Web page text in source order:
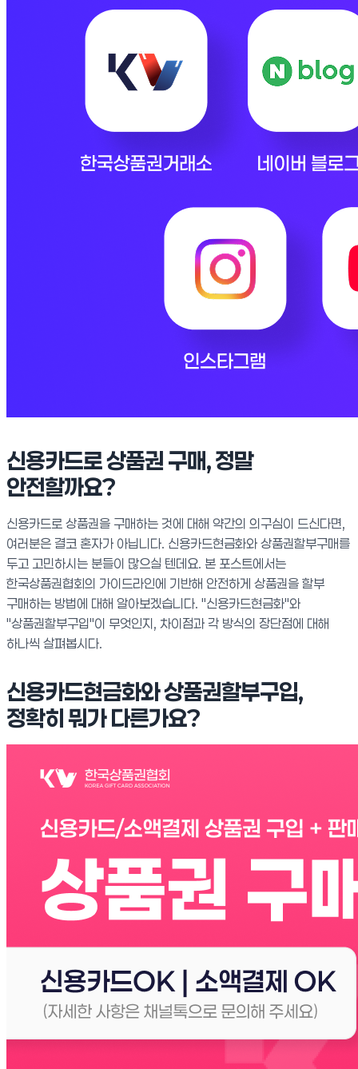
신용카드로 상품권 구매, 정말
안전할까요?
신용카드로 상품권을 구매하는 것에 대해 약간의 의구심이 드신다면,
여러분은 결코 혼자가 아닙니다. 신용카드현금화와 상품권할부구매를
두고 고민하시는 분들이 많으실 텐데요. 본 포스트에서는
한국상품권협회의 가이드라인에 기반해 안전하게 상품권을 할부
구매하는 방법에 대해 알아보겠습니다. "신용카드현금화"와
"상품권할부구입"이 무엇인지, 차이점과 각 방식의 장단점에 대해
하나씩 살펴봅시다.
신용카드현금화와 상품권할부구입,
정확히 뭐가 다른가요?